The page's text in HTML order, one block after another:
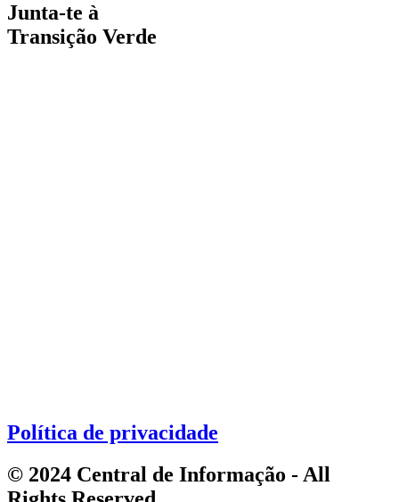
Junta-te à
Transição Verde
Política de privacidade
© 2024 Central de Informação - All